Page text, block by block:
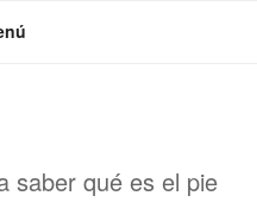
saber qué es el pie